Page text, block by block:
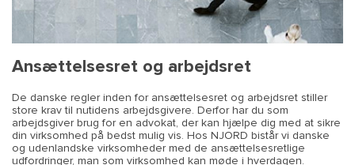
Ansættelsesret og arbejdsret
De danske regler inden for ansættelsesret og arbejdsret stiller
store krav til nutidens arbejdsgivere. Derfor har du som
arbejdsgiver brug for en advokat, der kan hjælpe dig med at sikre
din virksomhed på bedst mulig vis. Hos NJORD bistår vi danske
og udenlandske virksomheder med de ansættelsesretlige
udfordringer, man som virksomhed kan møde i hverdagen.